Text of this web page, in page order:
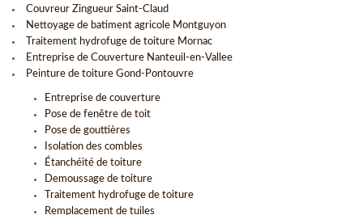
Couvreur Zingueur Saint-Claud
Nettoyage de batiment agricole Montguyon
Traitement hydrofuge de toiture Mornac
Entreprise de Couverture Nanteuil-en-Vallee
Peinture de toiture Gond-Pontouvre
Entreprise de couverture
Pose de fenêtre de toit
Pose de gouttières
Isolation des combles
Étanchéité de toiture
Demoussage de toiture
Traitement hydrofuge de toiture
Remplacement de tuiles